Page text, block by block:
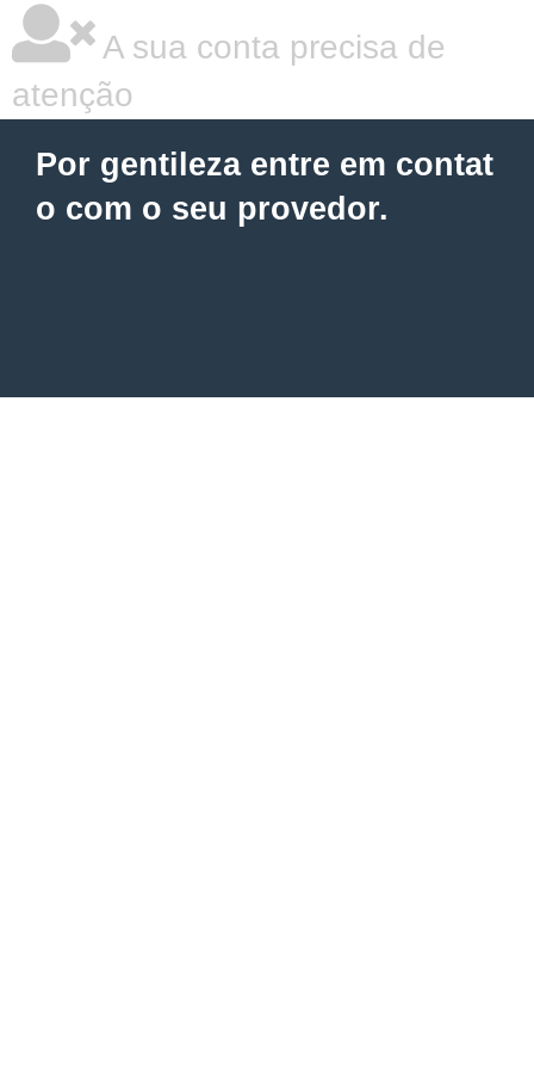
A sua conta precisa de
atenção
Por gentileza entre em contat
o com o seu provedor.